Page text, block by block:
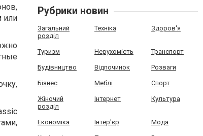
или
Рубрики новин
Загальний
розділ
Техніка Здоров'я
Туризм Нерухомість Транспорт
Будівництво Відпочинок Розваги
Бізнес Меблі Спорт
Жіночий
розділ
Інтернет Культура
Економіка Інтер'єр Мода